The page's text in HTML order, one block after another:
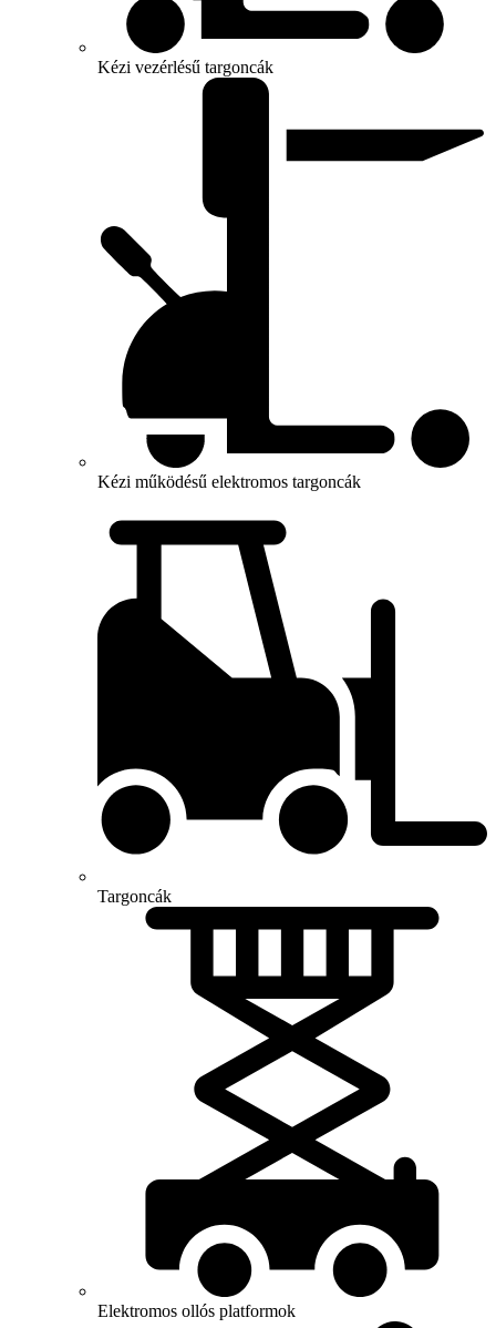
Kézi vezérlésű targoncák
Kézi működésű elektromos targoncák
Targoncák
Elektromos ollós platformok